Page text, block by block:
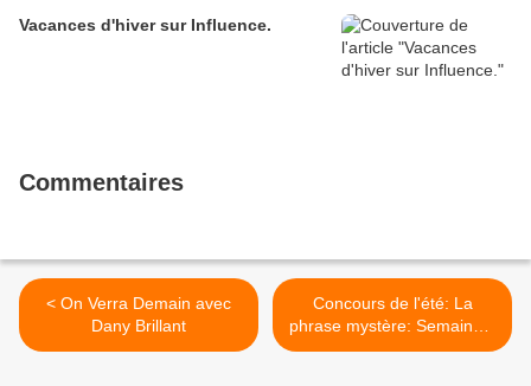
Vacances d'hiver sur Influence.
Commentaires
< On Verra Demain avec
Dany Brillant
Concours de l'été: La
phrase mystère: Semaine 2
(clôturé) >